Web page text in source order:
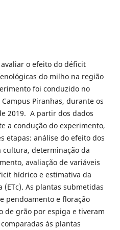
o efeito do déficit
do milho na região
foi conduzido no
Piranhas, durante os
2019. A partir dos dados
a condução do experimento,
etapas: análise do efeito dos
cultura, determinação da
avaliação de variáveis
hídrico e estimativa da
As plantas submetidas
pendoamento e floração
de grão por espiga e tiveram
às plantas